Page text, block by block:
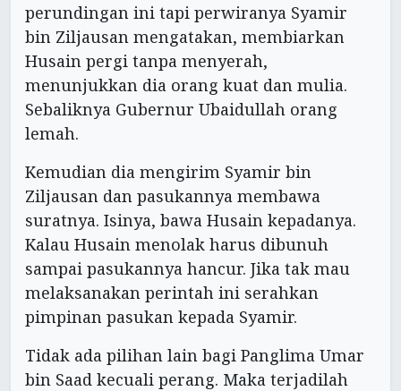
perundingan ini tapi perwiranya Syamir
bin Ziljausan mengatakan, membiarkan
Husain pergi tanpa menyerah,
menunjukkan dia orang kuat dan mulia.
Sebaliknya Gubernur Ubaidullah orang
lemah.
Kemudian dia mengirim Syamir bin
Ziljausan dan pasukannya membawa
suratnya. Isinya, bawa Husain kepadanya.
Kalau Husain menolak harus dibunuh
sampai pasukannya hancur. Jika tak mau
melaksanakan perintah ini serahkan
pimpinan pasukan kepada Syamir.
Tidak ada pilihan lain bagi Panglima Umar
bin Saad kecuali perang. Maka terjadilah